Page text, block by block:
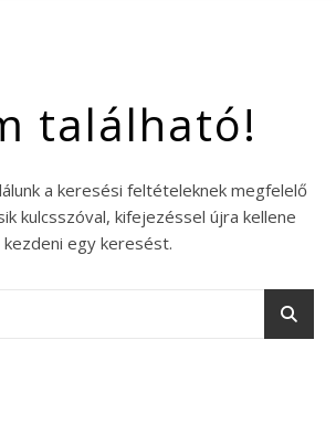
található!
a keresési feltételeknek megfelelő
kulcsszóval, kifejezéssel újra kellene
kezdeni egy keresést.